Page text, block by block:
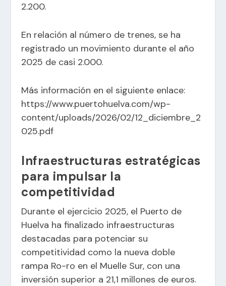
2.200.
En relación al número de trenes, se ha
registrado un movimiento durante el año
2025 de casi 2.000.
Más información en el siguiente enlace:
https://www.puertohuelva.com/wp-
content/uploads/2026/02/12_diciembre_2
025.pdf
Infraestructuras estratégicas
para impulsar la
competitividad
Durante el ejercicio 2025, el Puerto de
Huelva ha finalizado infraestructuras
destacadas para potenciar su
competitividad como la nueva doble
rampa Ro-ro en el Muelle Sur, con una
inversión superior a 21,1 millones de euros.